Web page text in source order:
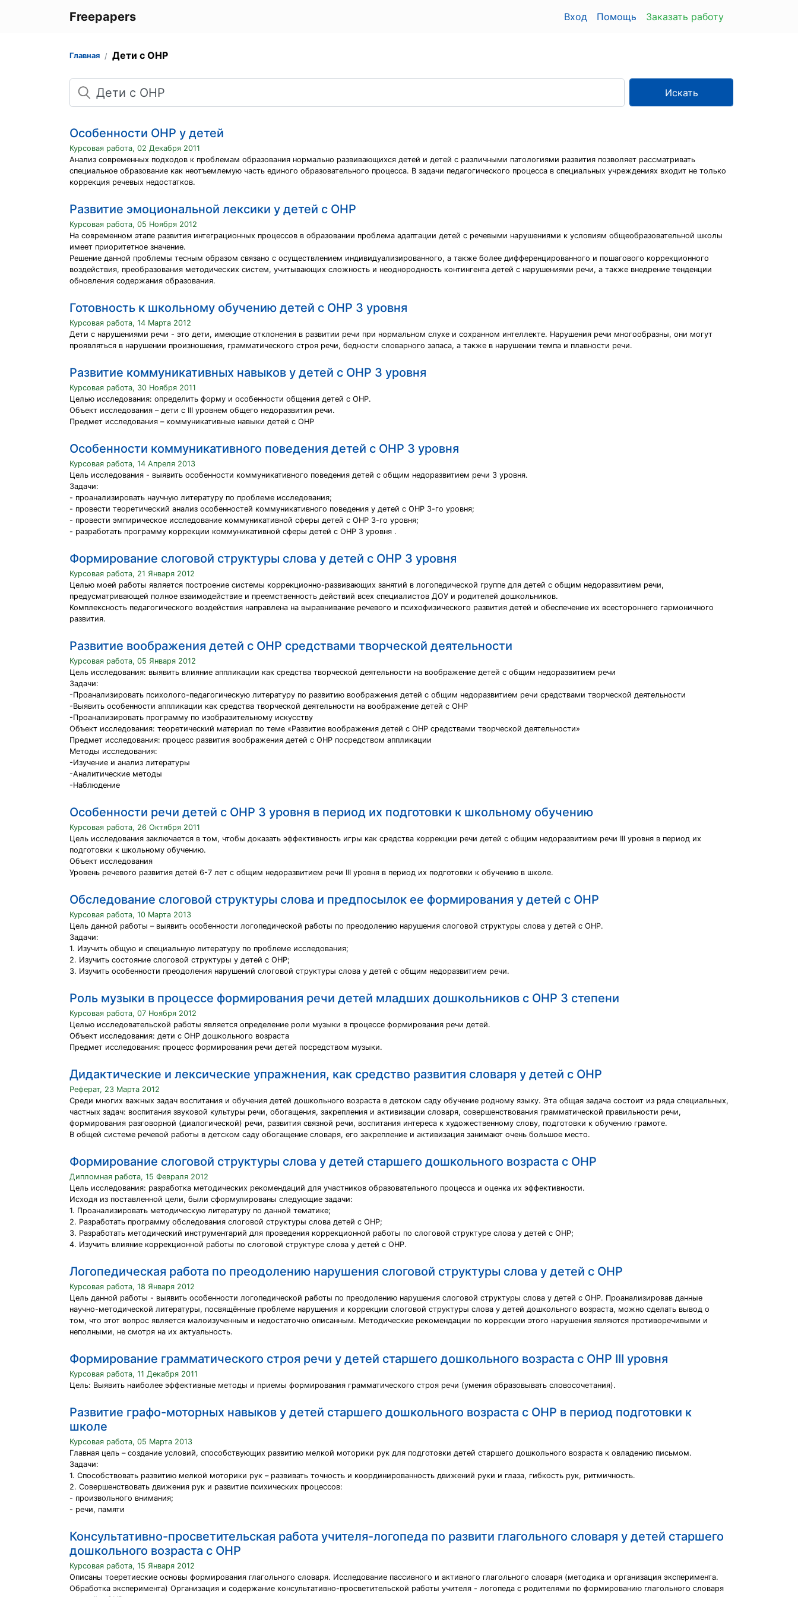
Freepapers Вход Помощь Заказать работу
Главная Дети с ОНР
Поиск
Искать
Особенности ОНР у детей
Курсовая работа, 02 Декабря 2011
Анализ современных подходов к проблемам образования нормально развивающихся детей и детей с различными патологиями развития позволяет рассматривать
специальное образование как неотъемлемую часть единого образовательного процесса. В задачи педагогического процесса в специальных учреждениях входит не только
коррекция речевых недостатков.
Развитие эмоциональной лексики у детей с ОНР
Курсовая работа, 05 Ноября 2012
На современном этапе развития интеграционных процессов в образовании проблема адаптации детей с речевыми нарушениями к условиям общеобразовательной школы
имеет приоритетное значение.
Решение данной проблемы тесным образом связано с осуществлением индивидуализированного, а также более дифференцированного и пошагового коррекционного
воздействия, преобразования методических систем, учитывающих сложность и неоднородность контингента детей с нарушениями речи, а также внедрение тенденции
обновления содержания образования.
Готовность к школьному обучению детей с ОНР 3 уровня
Курсовая работа, 14 Марта 2012
Дети с нарушениями речи - это дети, имеющие отклонения в развитии речи при нормальном слухе и сохранном интеллекте. Нарушения речи многообразны, они могут
проявляться в нарушении произношения, грамматического строя речи, бедности словарного запаса, а также в нарушении темпа и плавности речи.
Развитие коммуникативных навыков у детей с ОНР 3 уровня
Курсовая работа, 30 Ноября 2011
Целью исследования: определить форму и особенности общения детей с ОНР.
Объект исследования – дети с III уровнем общего недоразвития речи.
Предмет исследования – коммуникативные навыки детей с ОНР
Особенности коммуникативного поведения детей с ОНР 3 уровня
Курсовая работа, 14 Апреля 2013
Цель исследования - выявить особенности коммуникативного поведения детей с общим недоразвитием речи 3 уровня.
Задачи:
- проанализировать научную литературу по проблеме исследования;
- провести теоретический анализ особенностей коммуникативного поведения у детей с ОНР 3-го уровня;
- провести эмпирическое исследование коммуникативной сферы детей с ОНР 3-го уровня;
- разработать программу коррекции коммуникативной сферы детей с ОНР 3 уровня .
Формирование слоговой структуры слова у детей с ОНР 3 уровня
Курсовая работа, 21 Января 2012
Целью моей работы является построение системы коррекционно-развивающих занятий в логопедической группе для детей с общим недоразвитием речи,
предусматривающей полное взаимодействие и преемственность действий всех специалистов ДОУ и родителей дошкольников.
Комплексность педагогического воздействия направлена на выравнивание речевого и психофизического развития детей и обеспечение их всестороннего гармоничного
развития.
Развитие воображения детей с ОНР средствами творческой деятельности
Курсовая работа, 05 Января 2012
Цель исследования: выявить влияние аппликации как средства творческой деятельности на воображение детей с общим недоразвитием речи
Задачи:
-Проанализировать психолого-педагогическую литературу по развитию воображения детей с общим недоразвитием речи средствами творческой деятельности
-Выявить особенности аппликации как средства творческой деятельности на воображение детей с ОНР
-Проанализировать программу по изобразительному искусству
Объект исследования: теоретический материал по теме «Развитие воображения детей с ОНР средствами творческой деятельности»
Предмет исследования: процесс развития воображения детей с ОНР посредством аппликации
Методы исследования:
-Изучение и анализ литературы
-Аналитические методы
-Наблюдение
Особенности речи детей с ОНР 3 уровня в период их подготовки к школьному обучению
Курсовая работа, 26 Октября 2011
Цель исследования заключается в том, чтобы доказать эффективность игры как средства коррекции речи детей с общим недоразвитием речи III уровня в период их
подготовки к школьному обучению.
Объект исследования
Уровень речевого развития детей 6-7 лет с общим недоразвитием речи III уровня в период их подготовки к обучению в школе.
Обследование слоговой структуры слова и предпосылок ее формирования у детей с ОНР
Курсовая работа, 10 Марта 2013
Цель данной работы – выявить особенности логопедической работы по преодолению нарушения слоговой структуры слова у детей с ОНР.
Задачи:
1. Изучить общую и специальную литературу по проблеме исследования;
2. Изучить состояние слоговой структуры у детей с ОНР;
3. Изучить особенности преодоления нарушений слоговой структуры слова у детей с общим недоразвитием речи.
Роль музыки в процессе формирования речи детей младших дошкольников с ОНР 3 степени
Курсовая работа, 07 Ноября 2012
Целью исследовательской работы является определение роли музыки в процессе формирования речи детей.
Объект исследования: дети с ОНР дошкольного возраста
Предмет исследования: процесс формирования речи детей посредством музыки.
Дидактические и лексические упражнения, как средство развития словаря у детей с ОНР
Реферат, 23 Марта 2012
Среди многих важных задач воспитания и обучения детей дошкольного возраста в детском саду обучение родному языку. Эта общая задача состоит из ряда специальных,
частных задач: воспитания звуковой культуры речи, обогащения, закрепления и активизации словаря, совершенствования грамматической правильности речи,
формирования разговорной (диалогической) речи, развития связной речи, воспитания интереса к художественному слову, подготовки к обучению грамоте.
В общей системе речевой работы в детском саду обогащение словаря, его закрепление и активизация занимают очень большое место.
Формирование слоговой структуры слова у детей старшего дошкольного возраста с ОНР
Дипломная работа, 15 Февраля 2012
Цель исследования: разработка методических рекомендаций для участников образовательного процесса и оценка их эффективности.
Исходя из поставленной цели, были сформулированы следующие задачи:
1. Проанализировать методическую литературу по данной тематике;
2. Разработать программу обследования слоговой структуры слова детей с ОНР;
3. Разработать методический инструментарий для проведения коррекционной работы по слоговой структуре слова у детей с ОНР;
4. Изучить влияние коррекционной работы по слоговой структуре слова у детей с ОНР.
Логопедическая работа по преодолению нарушения слоговой структуры слова у детей с ОНР
Курсовая работа, 18 Января 2012
Цель данной работы - выявить особенности логопедической работы по преодолению нарушения слоговой структуры слова у детей с ОНР. Проанализировав данные
научно-методической литературы, посвящённые проблеме нарушения и коррекции слоговой структуры слова у детей дошкольного возраста, можно сделать вывод о
том, что этот вопрос является малоизученным и недостаточно описанным. Методические рекомендации по коррекции этого нарушения являются противоречивыми и
неполными, не смотря на их актуальность.
Формирование грамматического строя речи у детей старшего дошкольного возраста с ОНР III уровня
Курсовая работа, 11 Декабря 2011
Цель: Выявить наиболее эффективные методы и приемы формирования грамматического строя речи (умения образовывать словосочетания).
Развитие графо-моторных навыков у детей старшего дошкольного возраста с ОНР в период подготовки к
школе
Курсовая работа, 05 Марта 2013
Главная цель – создание условий, способствующих развитию мелкой моторики рук для подготовки детей старшего дошкольного возраста к овладению письмом.
Задачи:
1. Способствовать развитию мелкой моторики рук – развивать точность и координированность движений руки и глаза, гибкость рук, ритмичность.
2. Совершенствовать движения рук и развитие психических процессов:
- произвольного внимания;
- речи, памяти
Консультативно-просветительская работа учителя-логопеда по развити глагольного словаря у детей старшего
дошкольного возраста с ОНР
Курсовая работа, 15 Января 2012
Описаны тоеретиеские основы формирования глагольного словаря. Исследование пассивного и активного глагольного словаря (методика и организация эксперимента.
Обработка эксперимента) Организация и содержание консультативно-просветительской работы учителя - логопеда с родителями по формированию глагольного словаря